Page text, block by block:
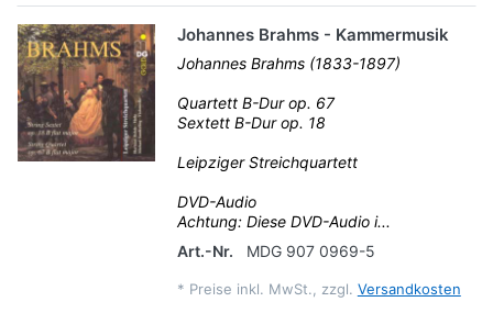
Johannes Brahms - Kammermusik
Johannes Brahms (1833-1897)
Quartett B-Dur op. 67
Sextett B-Dur op. 18
Leipziger Streichquartett
DVD-Audio
Achtung: Diese DVD-Audio i...
Art.-Nr.
MDG 907 0969-5
* Preise inkl. MwSt., zzgl. Versandkosten